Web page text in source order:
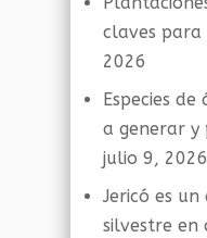
claves para
2026
Especies
a generar y
julio 9, 2026
Jericó es
silvestre en